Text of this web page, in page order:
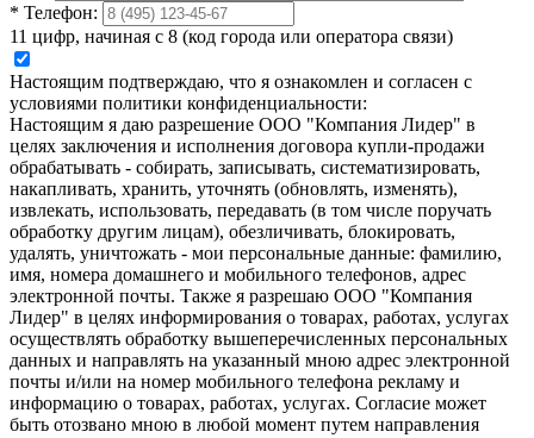
* Телефон:
11 цифр, начиная с 8 (код города или оператора связи)
Настоящим подтверждаю, что я ознакомлен и согласен с
условиями политики конфиденциальности:
Настоящим я даю разрешение ООО "Компания Лидер" в
целях заключения и исполнения договора купли-продажи
обрабатывать - собирать, записывать, систематизировать,
накапливать, хранить, уточнять (обновлять, изменять),
извлекать, использовать, передавать (в том числе поручать
обработку другим лицам), обезличивать, блокировать,
удалять, уничтожать - мои персональные данные: фамилию,
имя, номера домашнего и мобильного телефонов, адрес
электронной почты. Также я разрешаю ООО "Компания
Лидер" в целях информирования о товарах, работах, услугах
осуществлять обработку вышеперечисленных персональных
данных и направлять на указанный мною адрес электронной
почты и/или на номер мобильного телефона рекламу и
информацию о товарах, работах, услугах. Согласие может
быть отозвано мною в любой момент путем направления